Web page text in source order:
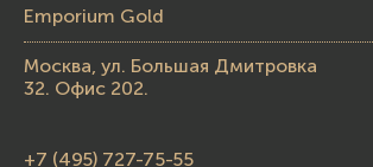
Emporium Gold
Москва, ул. Большая Дмитровка
32. Офис 202.
+7 (495) 727-75-55